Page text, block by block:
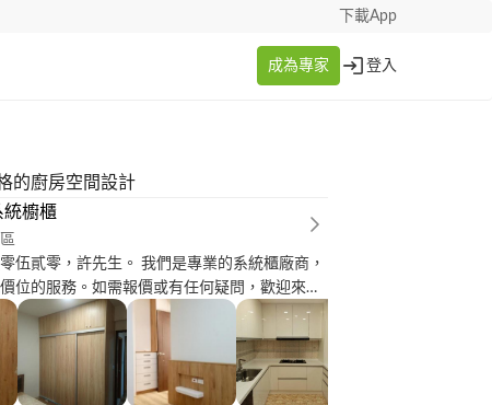
下載App
成為專家 登入
的廚房空間設計
統櫥櫃
伍貳零，許先生。 我們是專業的系統櫃廠商，
位的服務。如需報價或有任何疑問，歡迎來電
!